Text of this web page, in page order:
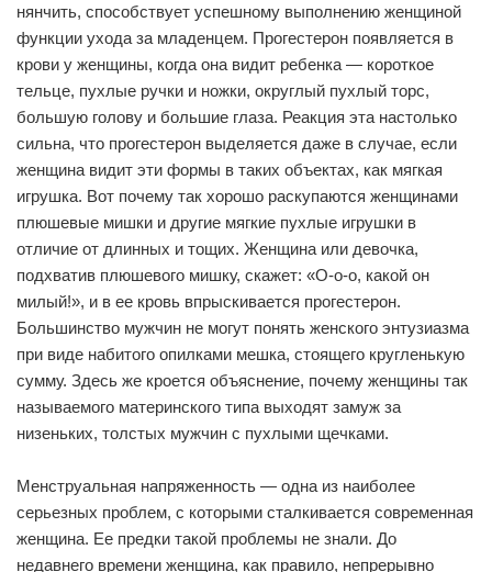
нянчить, способствует успешному выполнению женщиной
функции ухода за младенцем. Прогестерон появляется в
крови у женщины, когда она видит ребенка — короткое
тельце, пухлые ручки и ножки, округлый пухлый торс,
большую голову и большие глаза. Реакция эта настолько
сильна, что прогестерон выделяется даже в случае, если
женщина видит эти формы в таких объектах, как мягкая
игрушка. Вот почему так хорошо раскупаются женщинами
плюшевые мишки и другие мягкие пухлые игрушки в
отличие от длинных и тощих. Женщина или девочка,
подхватив плюшевого мишку, скажет: «О-о-о, какой он
милый!», и в ее кровь впрыскивается прогестерон.
Большинство мужчин не могут понять женского энтузиазма
при виде набитого опилками мешка, стоящего кругленькую
сумму. Здесь же кроется объяснение, почему женщины так
называемого материнского типа выходят замуж за
низеньких, толстых мужчин с пухлыми щечками.
Менструальная напряженность — одна из наиболее
серьезных проблем, с которыми сталкивается современная
женщина. Ее предки такой проблемы не знали. До
недавнего времени женщина, как правило, непрерывно